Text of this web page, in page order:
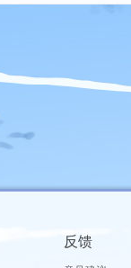
反馈